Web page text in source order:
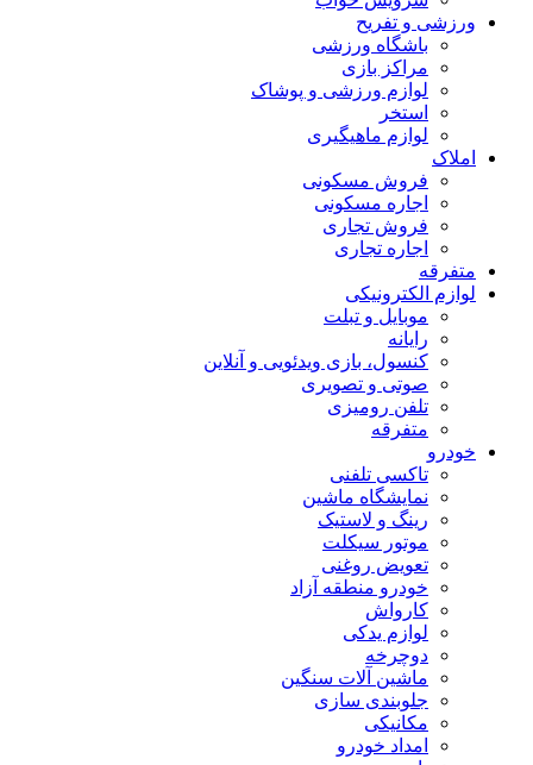
ورزشی و تفریح
باشگاه ورزشی
مراکز بازی
لوازم ورزشی و پوشاک
استخر
لوازم ماهیگیری
املاک
فروش مسکونی
اجاره مسکونی
فروش تجاری
اجاره تجاری
متفرقه
لوازم الکترونیکی
موبایل و تبلت
رایانه
کنسول، بازی‌ ویدئویی و آنلاین
صوتی و تصویری
تلفن رومیزی
متفرقه
خودرو
تاکسی تلفنی
نمایشگاه ماشین
رینگ و لاستیک
موتور سیکلت
تعویض روغنی
خودرو منطقه آزاد
کارواش
لوازم یدکی
دوچرخه
ماشین آلات سنگین
جلوبندی سازی
مکانیکی
امداد خودرو